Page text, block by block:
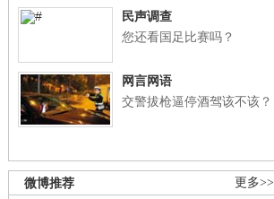
民声调查
您还看国足比赛吗？
网言网语
交警拔枪逼停酒驾该不该？
更多>>
微博推荐